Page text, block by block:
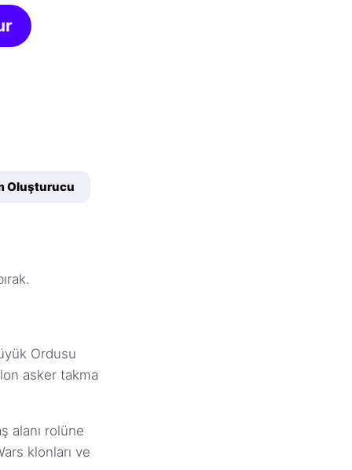
Oluşturucu
Ordusu
asker takma
alanı rolüne
klonları ve